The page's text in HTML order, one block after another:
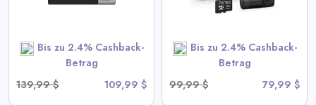
Bis zu 2.4% Cashback-
Betrag
139,99 $
109,99 $
Bis zu 2.4% Cashback-
Betrag
99,99 $
79,99 $
SHOP NOW